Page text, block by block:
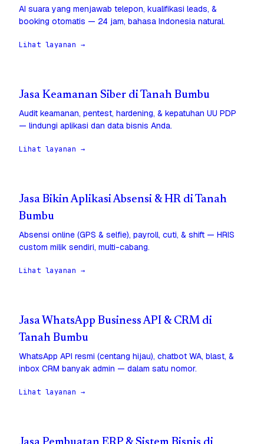
AI suara yang menjawab telepon, kualifikasi leads, &
booking otomatis — 24 jam, bahasa Indonesia natural.
Lihat layanan →
Jasa Keamanan Siber di Tanah Bumbu
Audit keamanan, pentest, hardening, & kepatuhan UU PDP
— lindungi aplikasi dan data bisnis Anda.
Lihat layanan →
Jasa Bikin Aplikasi Absensi & HR di Tanah
Bumbu
Absensi online (GPS & selfie), payroll, cuti, & shift — HRIS
custom milik sendiri, multi-cabang.
Lihat layanan →
Jasa WhatsApp Business API & CRM di
Tanah Bumbu
WhatsApp API resmi (centang hijau), chatbot WA, blast, &
inbox CRM banyak admin — dalam satu nomor.
Lihat layanan →